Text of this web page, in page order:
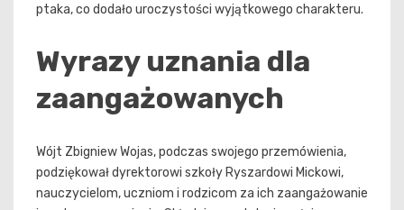
ptaka, co dodało uroczystości wyjątkowego charakteru.
Wyrazy uznania dla
zaangażowanych
Wójt Zbigniew Wojas, podczas swojego przemówienia,
podziękował dyrektorowi szkoły Ryszardowi Mickowi,
nauczycielom, uczniom i rodzicom za ich zaangażowanie